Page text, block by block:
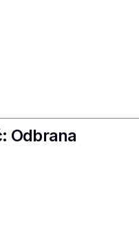
Odbrana